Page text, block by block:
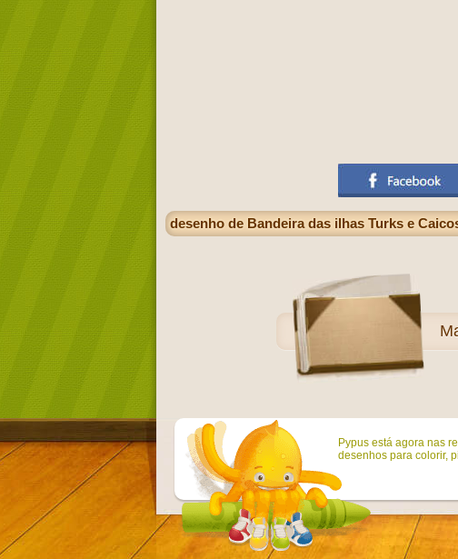
desenho de Bandeira das ilhas Turks e
Pypus está agora nas
desenhos para colorir,